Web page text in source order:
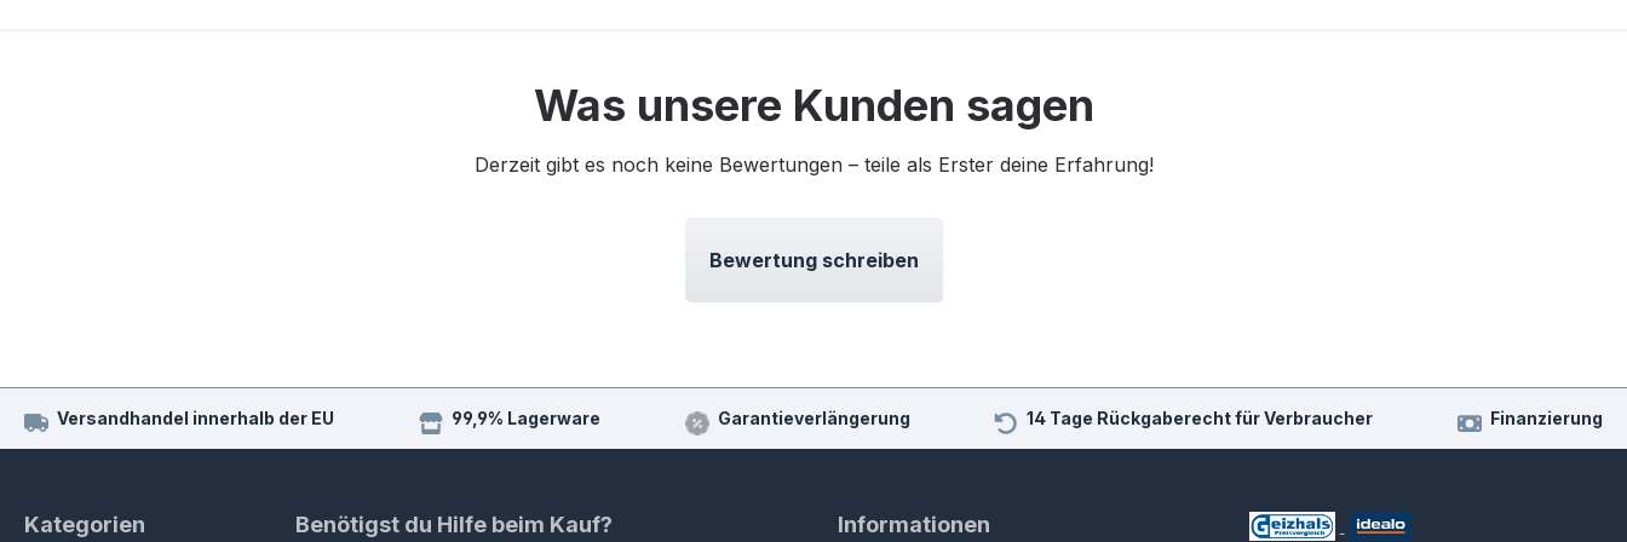
Was unsere Kunden sagen
Derzeit gibt es noch keine Bewertungen – teile als Erster deine Erfahrung!
Bewertung schreiben
Versandhandel innerhalb der EU 99,9% Lagerware Garantieverlängerung 14 Tage Rückgaberecht für Verbraucher Finanzierung
Kategorien Benötigst du Hilfe beim Kauf? Informationen